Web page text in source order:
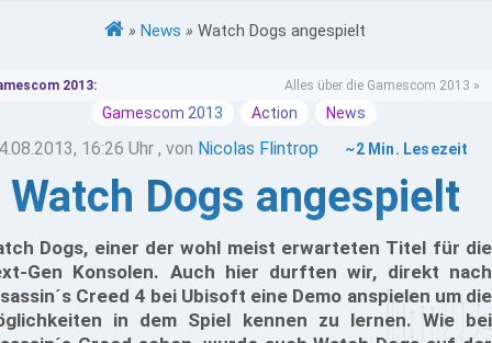
» News » Watch Dogs angespielt
2013: Alles über die Gamescom 2013 »
Gamescom 2013 Action News
16:26 Uhr , von Nicolas Flintrop ~2 Min. Lesezeit
Watch Dogs angespielt
Dogs, einer der wohl meist erwarteten Titel für die
Gen Konsolen. Auch hier durften wir, direkt nach
Creed 4 bei Ubisoft eine Demo anspielen um die
in dem Spiel kennen zu lernen. Wie bei